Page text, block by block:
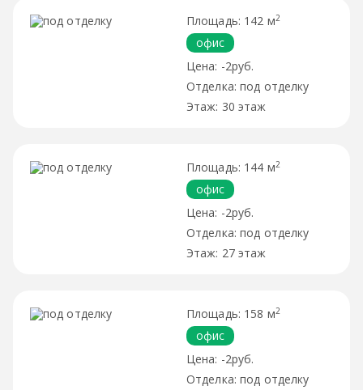
142 м2
офис
-2руб.
под отделку
30 этаж
144 м2
офис
-2руб.
под отделку
27 этаж
158 м2
офис
-2руб.
под отделку